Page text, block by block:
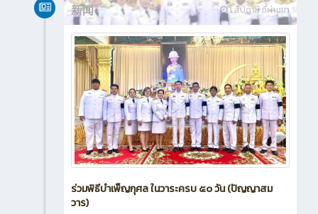
1 สัปดาห์ ที่ผ่านมา
新闻
ร่วมพิธีบำเพ็ญกุศล ในวาระครบ ๕๐ วัน (ปัญญาสม
วาร)